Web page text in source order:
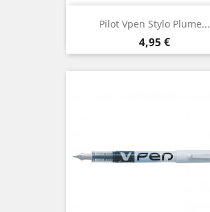
Pilot Vpen Stylo Plume...
Prix
4,95 €